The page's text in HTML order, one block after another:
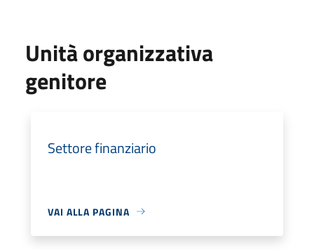
Unità organizzativa
genitore
Settore finanziario
VAI ALLA PAGINA